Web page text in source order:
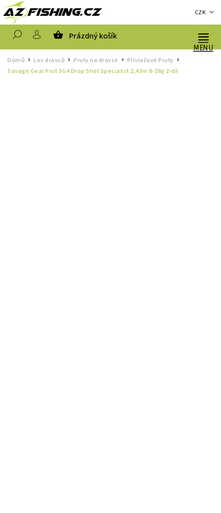
CZK
Prázdný košík
Domů / Lov dravců / Pruty na dravce Přívlačové Pruty
Savage Gear Prut SG4 Drop Shot Specialist 2,43m 8-28g 2-díl